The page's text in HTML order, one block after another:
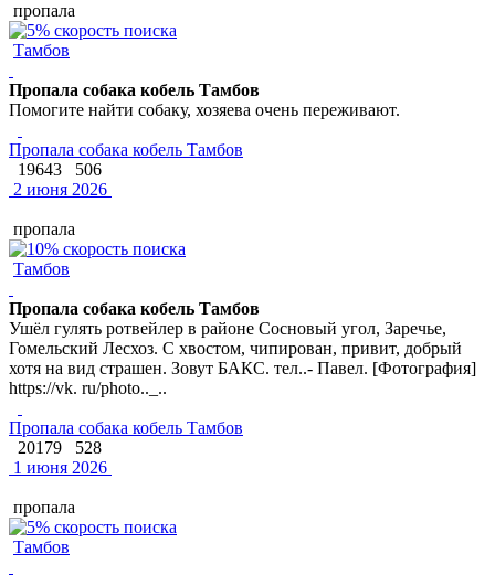
пропала
Тамбов
Пропала собака кобель Тамбов
Помогите найти собаку, хозяева очень переживают.
Пропала собака кобель Тамбов
19643
506
2 июня 2026
пропала
Тамбов
Пропала собака кобель Тамбов
Ушёл гулять ротвейлер в районе Сосновый угол, Заречье,
Гомельский Лесхоз. С хвостом, чипирован, привит, добрый
хотя на вид страшен. Зовут БАКС. тел..- Павел. [Фотография]
https://vk. ru/photo.._..
Пропала собака кобель Тамбов
20179
528
1 июня 2026
пропала
Тамбов